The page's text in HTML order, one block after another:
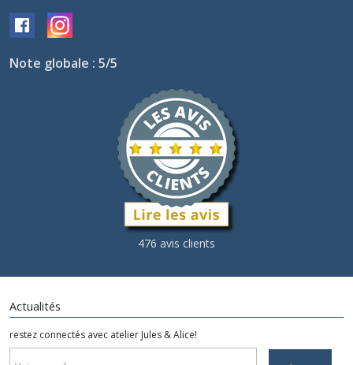
Note globale : 5/5
476 avis clients
Actualités
restez connectés avec atelier Jules & Alice!